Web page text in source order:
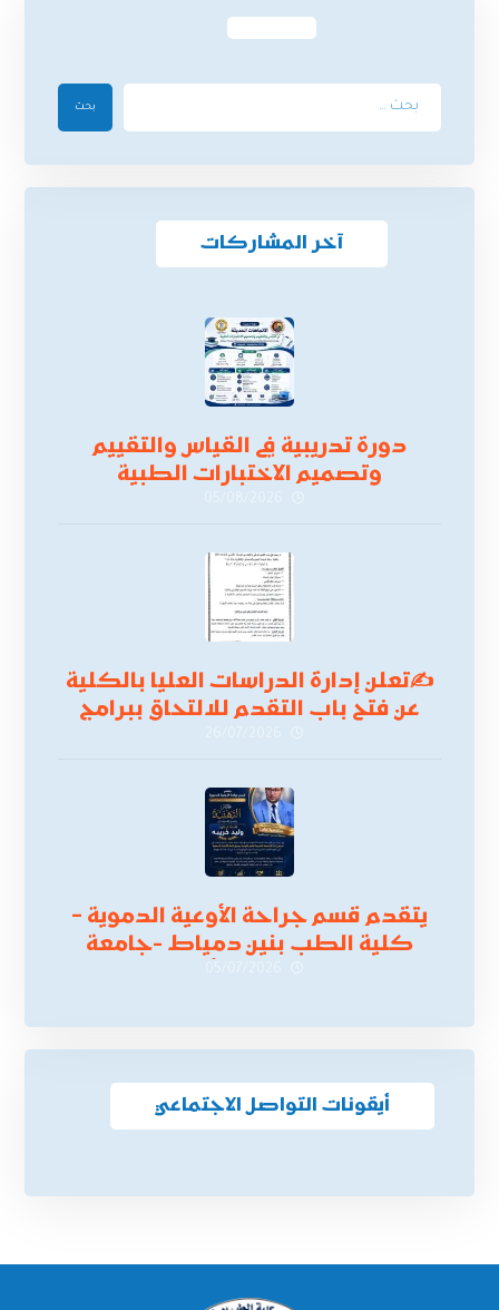
بحث
آخر المشاركات
دورة تدريبية في القياس والتقييم
وتصميم الاختبارات الطبية
✍تعلن إدارة الدراسات العليا بالكلية
عن فتح باب التقدم للالتحاق ببرامج
أكتوبر 2026،
يتقدم قسم جراحة الأوعية الدموية –
كلية الطب بنين دمياط -جامعة
أيقونات التواصل الاجتماعي